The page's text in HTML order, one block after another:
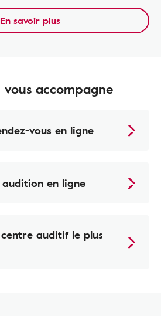
En savoir plus
accompagne
vous en ligne
audition en ligne
auditif le plus